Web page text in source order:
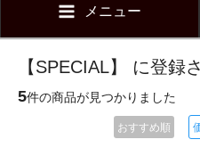
メニュー
【SPECIAL】 に登録
5件の商品が見つかりました
おすすめ順